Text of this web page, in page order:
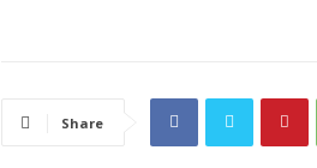
Share